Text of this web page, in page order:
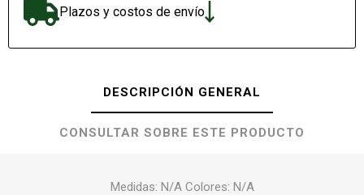
Plazos y costos de envío
DESCRIPCIÓN GENERAL
CONSULTAR SOBRE ESTE PRODUCTO
Medidas: N/A Colores: N/A